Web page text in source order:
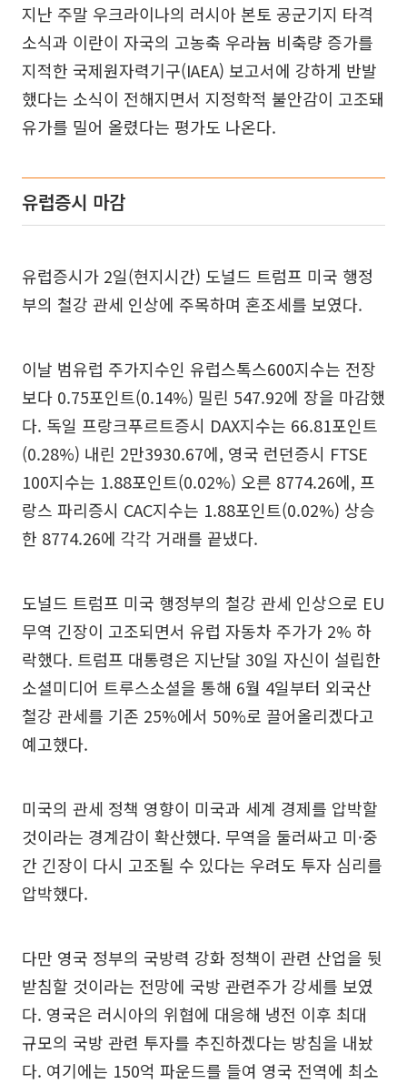
지난 주말 우크라이나의 러시아 본토 공군기지 타격
소식과 이란이 자국의 고농축 우라늄 비축량 증가를
지적한 국제원자력기구(IAEA) 보고서에 강하게 반발
했다는 소식이 전해지면서 지정학적 불안감이 고조돼
유가를 밀어 올렸다는 평가도 나온다.
유럽증시 마감
유럽증시가 2일(현지시간) 도널드 트럼프 미국 행정
부의 철강 관세 인상에 주목하며 혼조세를 보였다.
이날 범유럽 주가지수인 유럽스톡스600지수는 전장
보다 0.75포인트(0.14%) 밀린 547.92에 장을 마감했
다. 독일 프랑크푸르트증시 DAX지수는 66.81포인트
(0.28%) 내린 2만3930.67에, 영국 런던증시 FTSE
100지수는 1.88포인트(0.02%) 오른 8774.26에, 프
랑스 파리증시 CAC지수는 1.88포인트(0.02%) 상승
한 8774.26에 각각 거래를 끝냈다.
도널드 트럼프 미국 행정부의 철강 관세 인상으로 EU
무역 긴장이 고조되면서 유럽 자동차 주가가 2% 하
락했다. 트럼프 대통령은 지난달 30일 자신이 설립한
소셜미디어 트루스소셜을 통해 6월 4일부터 외국산
철강 관세를 기존 25%에서 50%로 끌어올리겠다고
예고했다.
미국의 관세 정책 영향이 미국과 세계 경제를 압박할
것이라는 경계감이 확산했다. 무역을 둘러싸고 미·중
간 긴장이 다시 고조될 수 있다는 우려도 투자 심리를
압박했다.
다만 영국 정부의 국방력 강화 정책이 관련 산업을 뒷
받침할 것이라는 전망에 국방 관련주가 강세를 보였
다. 영국은 러시아의 위협에 대응해 냉전 이후 최대
규모의 국방 관련 투자를 추진하겠다는 방침을 내놨
다. 여기에는 150억 파운드를 들여 영국 전역에 최소